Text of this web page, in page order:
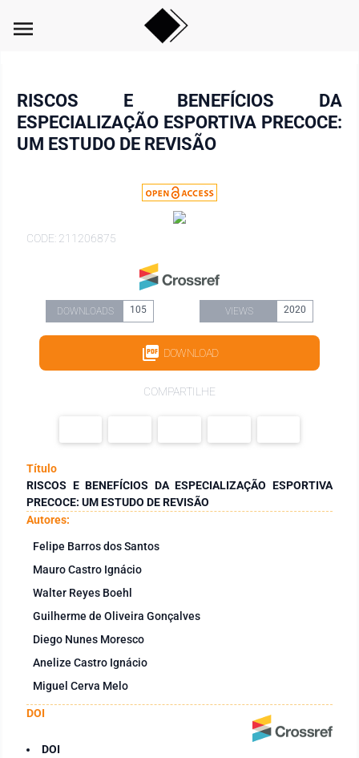
menu
RISCOS E BENEFÍCIOS DA
ESPECIALIZAÇÃO ESPORTIVA PRECOCE:
UM ESTUDO DE REVISÃO
CODE: 211206875
DOWNLOADS 105 VIEWS 2020
DOWNLOAD
COMPARTILHE
Título
RISCOS E BENEFÍCIOS DA ESPECIALIZAÇÃO ESPORTIVA
PRECOCE: UM ESTUDO DE REVISÃO
Autores:
Felipe Barros dos Santos
Mauro Castro Ignácio
Walter Reyes Boehl
Guilherme de Oliveira Gonçalves
Diego Nunes Moresco
Anelize Castro Ignácio
Miguel Cerva Melo
DOI
DOI